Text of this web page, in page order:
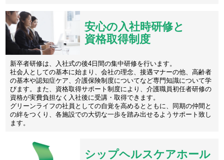
安心の入社時研修と
資格取得制度
新卒者研修は、入社式の後4日間の集中研修を行います。
社会人としての基本に始まり、会社の理念、接遇マナーの他、高齢者
の基本や認知症ケア、介護保険制度についてなど専門知識について学
びます。また、資格取得サポート制度により、介護職員初任者研修の
資格が実費負担なく入社後に受講・取得できます。
グリーンライフの社員としての自覚を高めるとともに、同期の仲間と
の絆をつくり、各施設での大切な一歩を踏み出せるようサポート致し
ます。
シップヘルスケアホール